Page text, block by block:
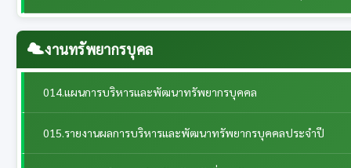
งานทรัพยากรบุคล
014.แผนการบริหารและพัฒนาทรัพยากรบุคคล
015.รายงานผลการบริหารและพัฒนาทรัพยากรบุคคลประจําปี